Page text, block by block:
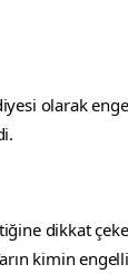
olarak
dikkat
kimin